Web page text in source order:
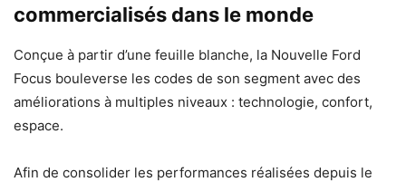
commercialisés dans le monde
Conçue à partir d’une feuille blanche, la Nouvelle Ford
Focus bouleverse les codes de son segment avec des
améliorations à multiples niveaux : technologie, confort,
espace.
Afin de consolider les performances réalisées depuis le